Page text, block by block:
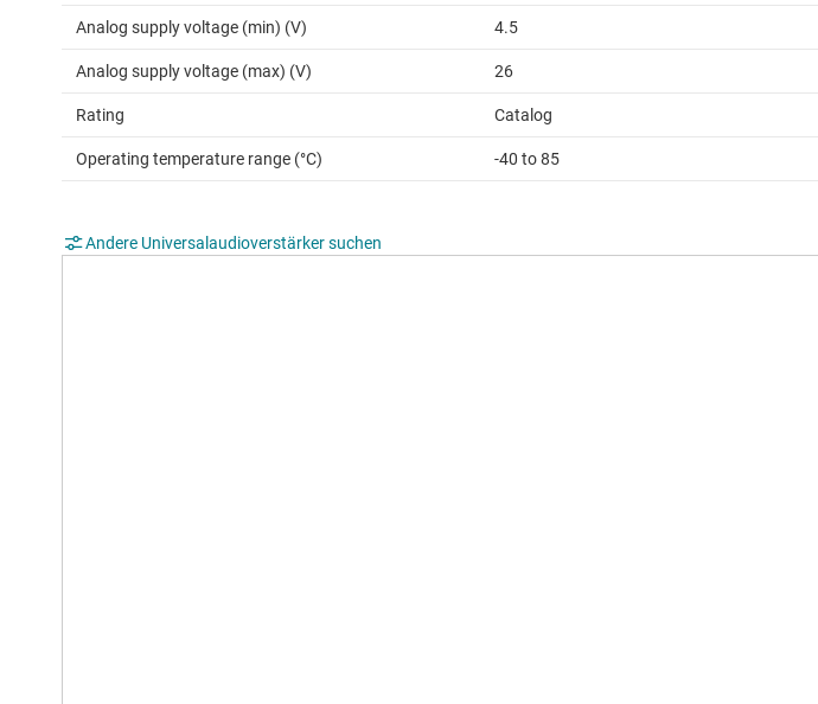
Analog supply voltage (min) (V) 4.5
Analog supply voltage (max) (V) 26
Rating Catalog
Operating temperature range (°C) -40 to 85
Andere Universalaudioverstärker suchen